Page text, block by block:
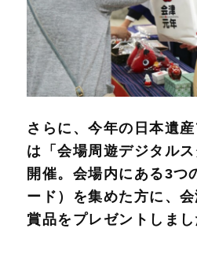
さらに、今年の日本遺
は「会場周遊デジタル
開催。会場内にある3つ
ード）を集めた方に、
賞品をプレゼントしまし